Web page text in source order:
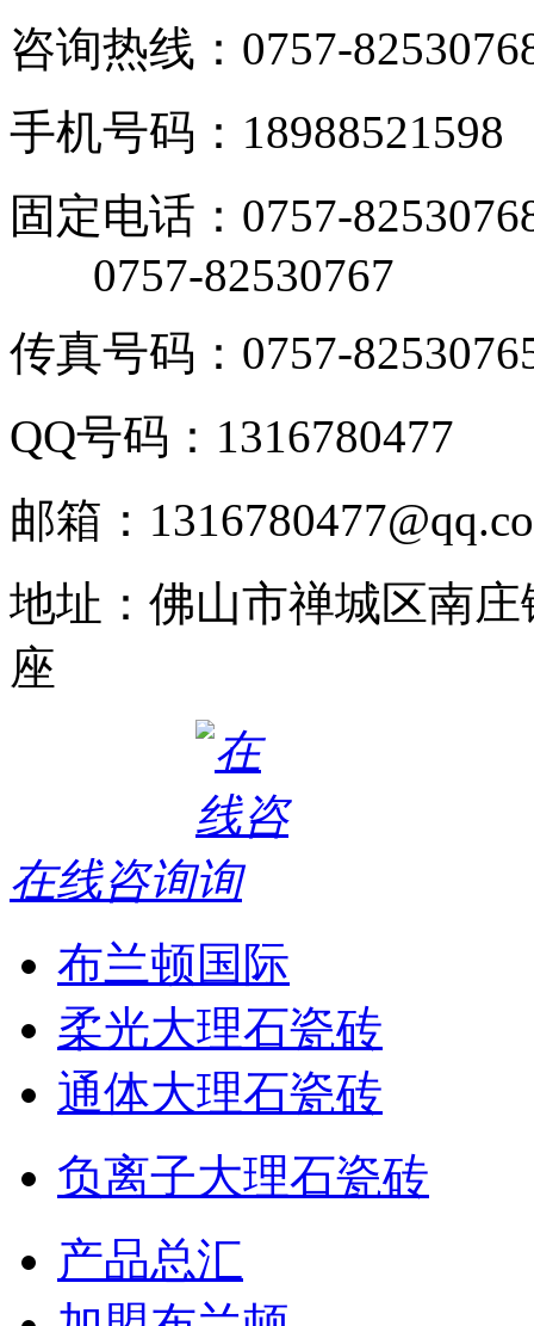
咨询热线：0757-
手机号码：18988521598
固定电话：0757-
0757-82530767
传真号码：0757-
QQ号码：1316780477
邮箱：
地址：佛山市禅城区南
座
在线咨询
布兰顿国际
柔光大理石瓷砖
通体大理石瓷砖
负离子大理石瓷砖
产品总汇